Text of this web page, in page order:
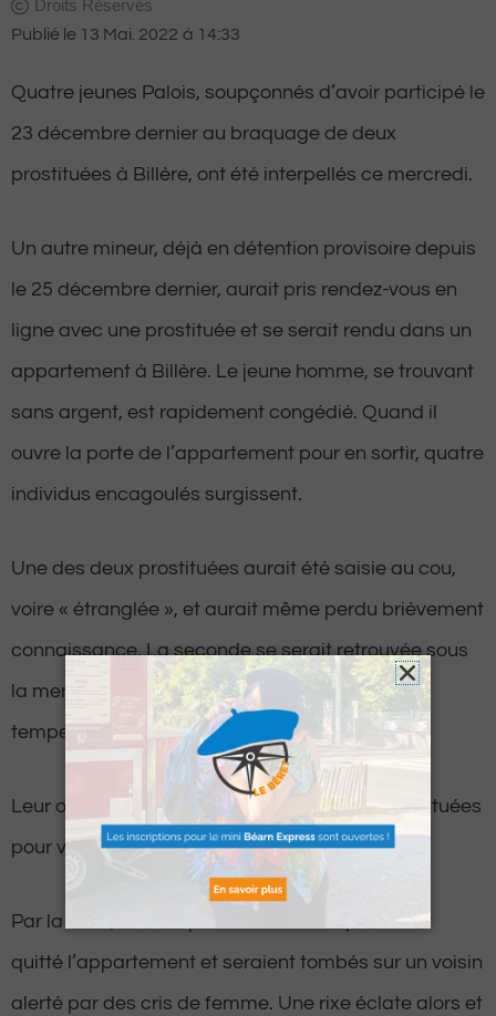
Droits Réservés
Publié le 13 Mai. 2022 à 14:33
Quatre jeunes Palois, soupçonnés d’avoir participé le
23 décembre dernier au braquage de deux
prostituées à Billère, ont été interpellés ce mercredi.
Un autre mineur, déjà en détention provisoire depuis
le 25 décembre dernier, aurait pris rendez-vous en
ligne avec une prostituée et se serait rendu dans un
appartement à Billère. Le jeune homme, se trouvant
sans argent, est rapidement congédié. Quand il
ouvre la porte de l’appartement pour en sortir, quatre
individus encagoulés surgissent.
Une des deux prostituées aurait été saisie au cou,
voire « étranglée », et aurait même perdu brièvement
connaissance. La seconde se serait retrouvée sous
la menace d’un pistolet « factice » pointé sur la
tempe, puis plaquée au sol.
Leur objectif aurait été de « braquer » les prostituées
pour voler du numéraire.
Par la suite, les braqueurs auraient rapidement
quitté l’appartement et seraient tombés sur un voisin
alerté par des cris de femme. Une rixe éclate alors et